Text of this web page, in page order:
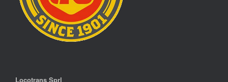
Locotrans Sprl